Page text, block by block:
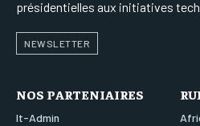
présidentielles aux initiatives
NEWSLETTER
NOS PARTENIAIRES
It-Admin